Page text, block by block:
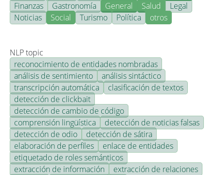
Finanzas
Gastronomía General Salud
Legal
Noticias
Social Turismo Política otros
NLP topic
reconocimiento de entidades nombradas
análisis de sentimiento
análisis sintáctico
transcripción automática
clasificación de textos
detección de clickbait
detección de cambio de código
comprensión lingüística
detección de noticias falsas
detección de odio
detección de sátira
elaboración de perfiles
enlace de entidades
etiquetado de roles semánticos
extracción de información
extracción de relaciones